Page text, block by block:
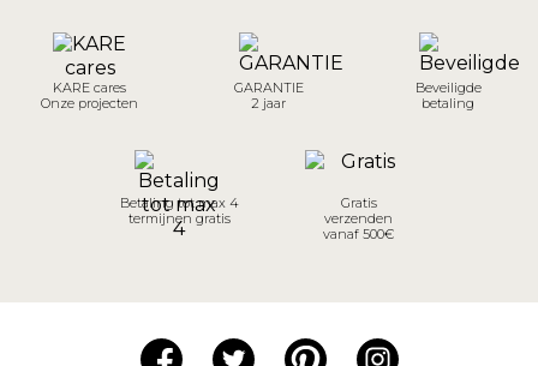
KARE cares
Onze projecten
GARANTIE
2 jaar
Beveiligde
betaling
Betaling tot max 4
termijnen gratis
Gratis
verzenden
vanaf 500€